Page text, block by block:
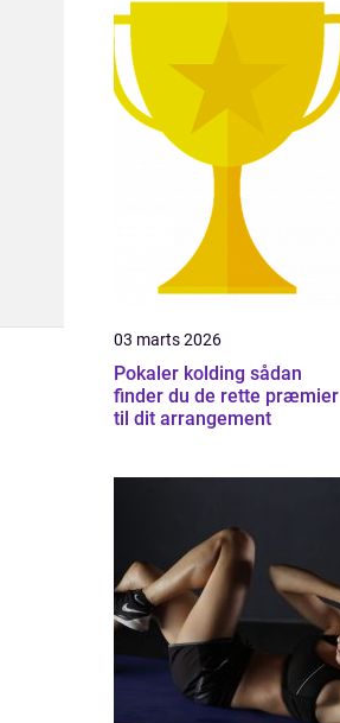
03 marts 2026
Pokaler kolding sådan
finder du de rette præmier
til dit arrangement